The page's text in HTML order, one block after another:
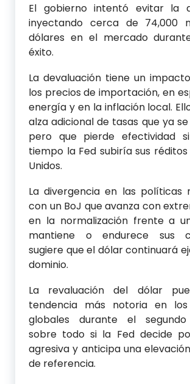
El gobierno intentó evitar la
inyectando cerca de 74,000
dólares en el mercado
éxito.
La devaluación tiene un
los precios de importación, en
energía y en la inflación local.
alza adicional de tasas que ya
pero que pierde efectividad
tiempo la Fed subiría sus réditos
Unidos.
La divergencia en las políticas
con un BoJ que avanza con
en la normalización frente a
mantiene o endurece sus
sugiere que el dólar continuará
dominio.
La revaluación del dólar
tendencia más notoria en los
globales durante el segundo
sobre todo si la Fed decide
agresiva y anticipa una
de referencia.